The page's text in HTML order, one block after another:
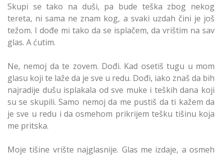
Skupi se tako na duši, pa bude teška zbog nekog
tereta, ni sama ne znam kog, a svaki uzdah čini je još
težom. I dođe mi tako da se isplačem, da vrištim na sav
glas. A ćutim.
Ne, nemoj da te zovem. Dođi. Kad osetiš tugu u mom
glasu koji te laže da je sve u redu. Dođi, iako znaš da bih
najradije dušu isplakala od sve muke i teških dana koji
su se skupili. Samo nemoj da me pustiš da ti kažem da
je sve u redu i da osmehom prikrijem tešku tišinu koja
me pritska.
Moje tišine vrište najglasnije. Glas me izdaje, a osmeh